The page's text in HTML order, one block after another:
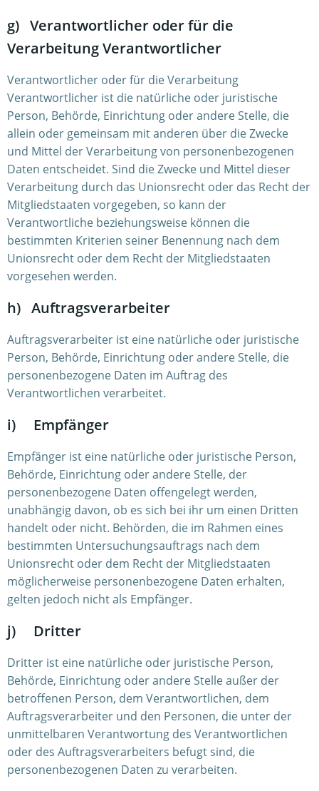
g) Verantwortlicher oder für die
Verarbeitung Verantwortlicher
Verantwortlicher oder für die Verarbeitung
Verantwortlicher ist die natürliche oder juristische
Person, Behörde, Einrichtung oder andere Stelle, die
allein oder gemeinsam mit anderen über die Zwecke
und Mittel der Verarbeitung von personenbezogenen
Daten entscheidet. Sind die Zwecke und Mittel dieser
Verarbeitung durch das Unionsrecht oder das Recht der
Mitgliedstaaten vorgegeben, so kann der
Verantwortliche beziehungsweise können die
bestimmten Kriterien seiner Benennung nach dem
Unionsrecht oder dem Recht der Mitgliedstaaten
vorgesehen werden.
h) Auftragsverarbeiter
Auftragsverarbeiter ist eine natürliche oder juristische
Person, Behörde, Einrichtung oder andere Stelle, die
personenbezogene Daten im Auftrag des
Verantwortlichen verarbeitet.
i) Empfänger
Empfänger ist eine natürliche oder juristische Person,
Behörde, Einrichtung oder andere Stelle, der
personenbezogene Daten offengelegt werden,
unabhängig davon, ob es sich bei ihr um einen Dritten
handelt oder nicht. Behörden, die im Rahmen eines
bestimmten Untersuchungsauftrags nach dem
Unionsrecht oder dem Recht der Mitgliedstaaten
möglicherweise personenbezogene Daten erhalten,
gelten jedoch nicht als Empfänger.
j) Dritter
Dritter ist eine natürliche oder juristische Person,
Behörde, Einrichtung oder andere Stelle außer der
betroffenen Person, dem Verantwortlichen, dem
Auftragsverarbeiter und den Personen, die unter der
unmittelbaren Verantwortung des Verantwortlichen
oder des Auftragsverarbeiters befugt sind, die
personenbezogenen Daten zu verarbeiten.